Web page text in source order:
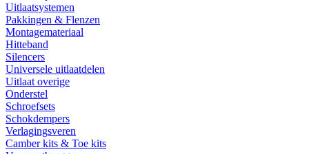
Uitlaatsystemen
Pakkingen & Flenzen
Montagemateriaal
Hitteband
Silencers
Universele uitlaatdelen
Uitlaat overige
Onderstel
Schroefsets
Schokdempers
Verlagingsveren
Camber kits & Toe kits